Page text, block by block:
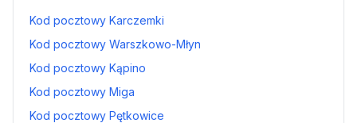
Kod pocztowy Karczemki
Kod pocztowy Warszkowo-Młyn
Kod pocztowy Kąpino
Kod pocztowy Miga
Kod pocztowy Pętkowice